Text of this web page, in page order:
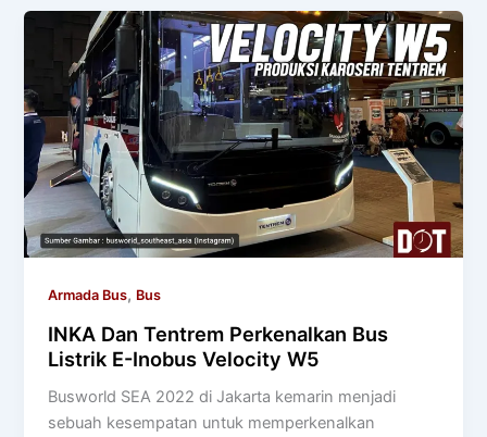
Armada Bus, Bus
INKA Dan Tentrem Perkenalkan Bus
Listrik E-Inobus Velocity W5
Busworld SEA 2022 di Jakarta kemarin menjadi
sebuah kesempatan untuk memperkenalkan